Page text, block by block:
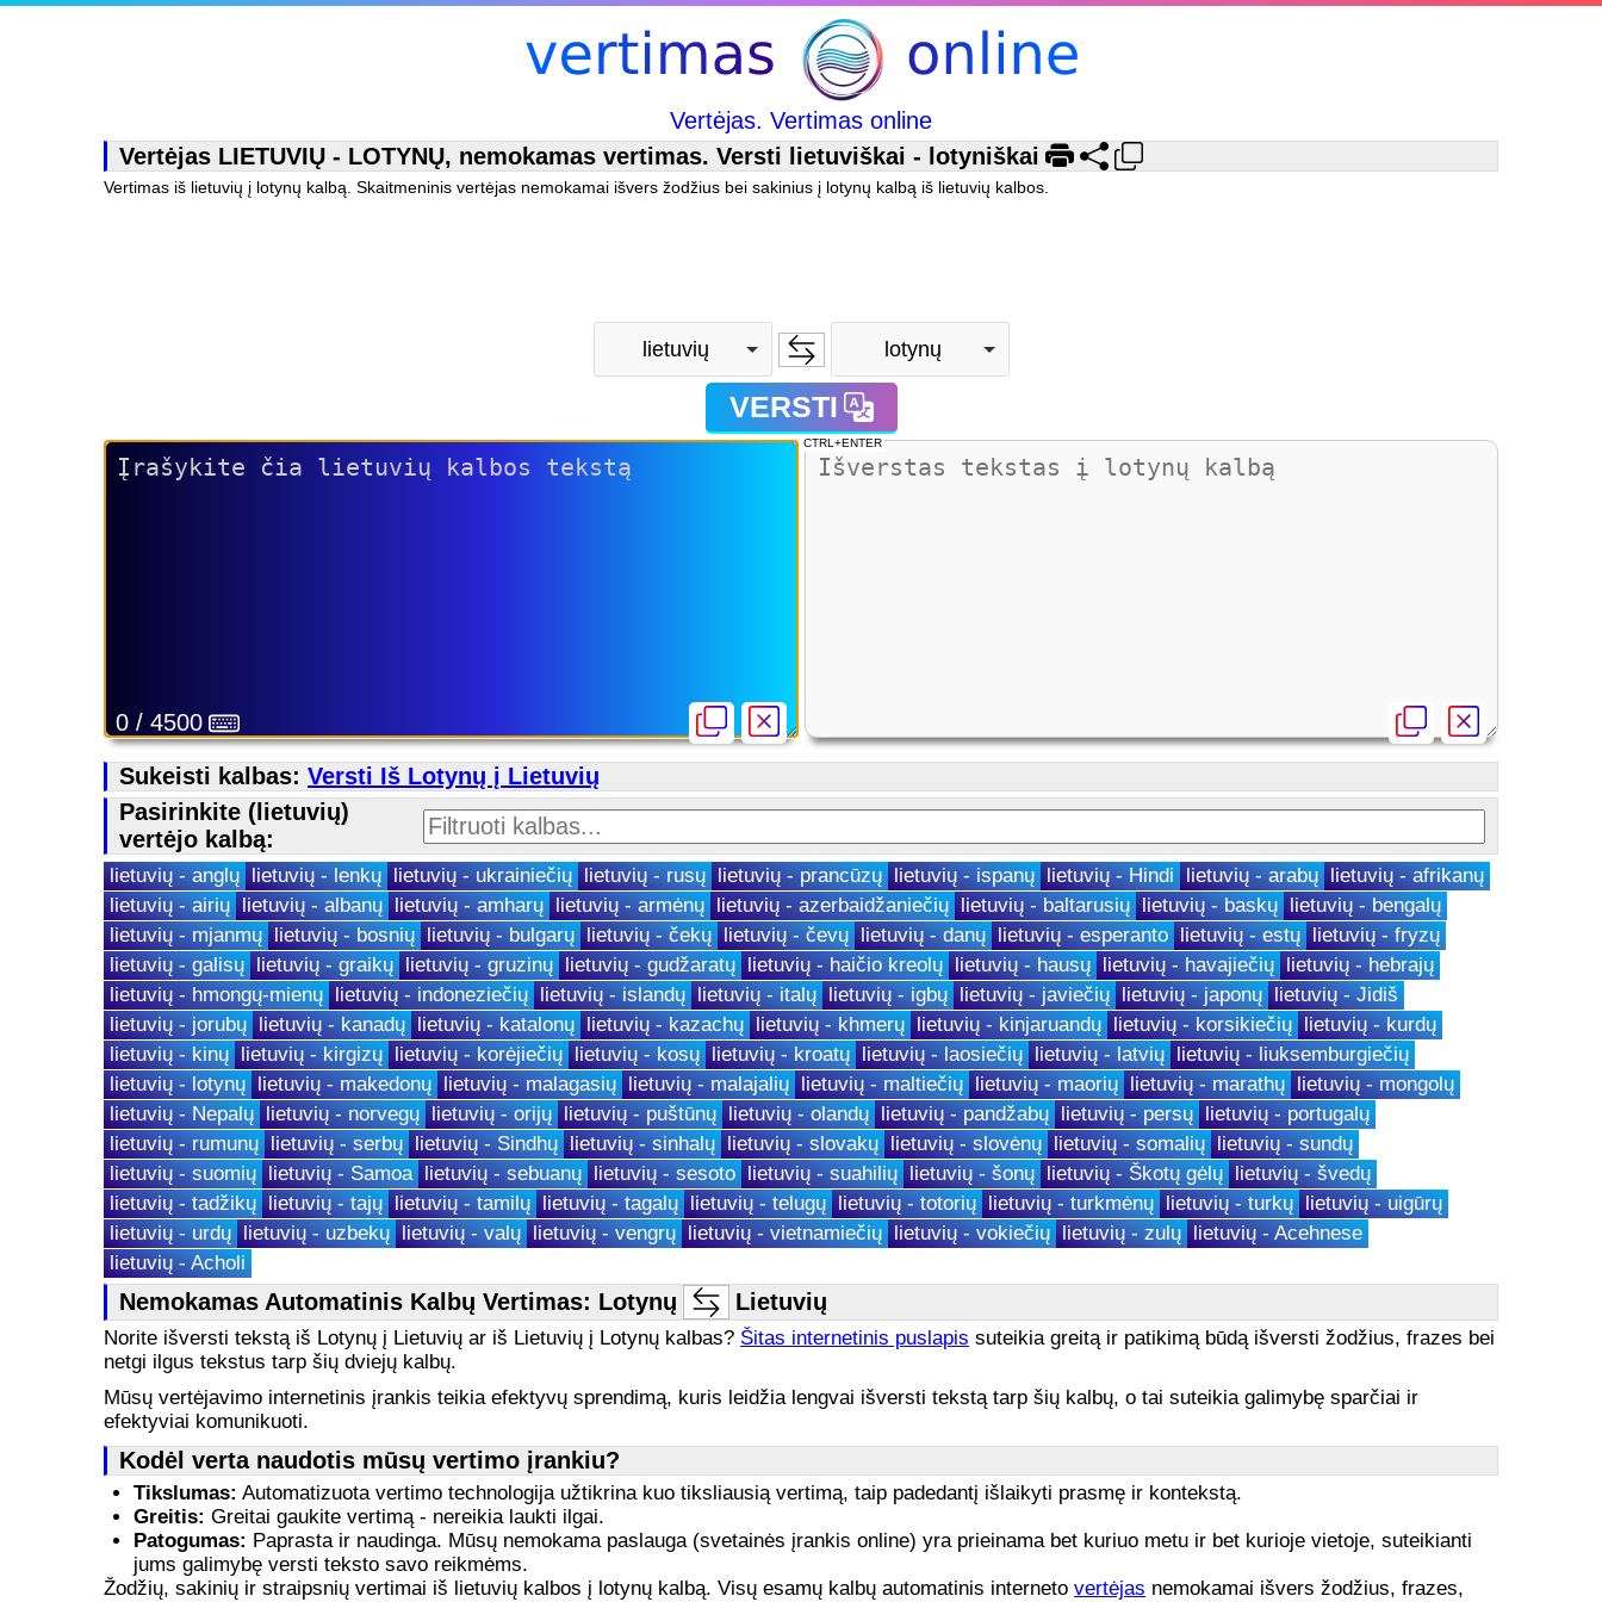
Vertėjas. Vertimas online
Vertėjas LIETUVIŲ - LOTYNŲ, nemokamas vertimas. Versti lietuviškai - lotyniškai
Vertimas iš lietuvių į lotynų kalbą. Skaitmeninis vertėjas nemokamai išvers žodžius bei sakinius į lotynų kalbą iš lietuvių kalbos.
lietuvių lotynų
VERSTI
CTRL+ENTER
0 / 4500
Sukeisti kalbas: Versti Iš Lotynų į Lietuvių
Pasirinkite (lietuvių)
vertėjo kalbą:
lietuvių - anglų lietuvių - lenkų lietuvių - ukrainiečių lietuvių - rusų lietuvių - prancūzų lietuvių - ispanų lietuvių - Hindi lietuvių - arabų lietuvių - afrikanų
lietuvių - airių lietuvių - albanų lietuvių - amharų lietuvių - armėnų lietuvių - azerbaidžaniečių lietuvių - baltarusių lietuvių - baskų lietuvių - bengalų
lietuvių - mjanmų lietuvių - bosnių lietuvių - bulgarų lietuvių - čekų lietuvių - čevų lietuvių - danų lietuvių - esperanto lietuvių - estų lietuvių - fryzų
lietuvių - galisų lietuvių - graikų lietuvių - gruzinų lietuvių - gudžaratų lietuvių - haičio kreolų lietuvių - hausų lietuvių - havajiečių lietuvių - hebrajų
lietuvių - hmongų-mienų lietuvių - indoneziečių lietuvių - islandų lietuvių - italų lietuvių - igbų lietuvių - javiečių lietuvių - japonų lietuvių - Jidiš
lietuvių - jorubų lietuvių - kanadų lietuvių - katalonų lietuvių - kazachų lietuvių - khmerų lietuvių - kinjaruandų lietuvių - korsikiečių lietuvių - kurdų
lietuvių - kinų lietuvių - kirgizų lietuvių - korėjiečių lietuvių - kosų lietuvių - kroatų lietuvių - laosiečių lietuvių - latvių lietuvių - liuksemburgiečių
lietuvių - lotynų lietuvių - makedonų lietuvių - malagasių lietuvių - malajalių lietuvių - maltiečių lietuvių - maorių lietuvių - marathų lietuvių - mongolų
lietuvių - Nepalų lietuvių - norvegų lietuvių - orijų lietuvių - puštūnų lietuvių - olandų lietuvių - pandžabų lietuvių - persų lietuvių - portugalų
lietuvių - rumunų lietuvių - serbų lietuvių - Sindhų lietuvių - sinhalų lietuvių - slovakų lietuvių - slovėnų lietuvių - somalių lietuvių - sundų
lietuvių - suomių lietuvių - Samoa lietuvių - sebuanų lietuvių - sesoto lietuvių - suahilių lietuvių - šonų lietuvių - Škotų gėlų lietuvių - švedų
lietuvių - tadžikų lietuvių - tajų lietuvių - tamilų lietuvių - tagalų lietuvių - telugų lietuvių - totorių lietuvių - turkmėnų lietuvių - turkų lietuvių - uigūrų
lietuvių - urdų lietuvių - uzbekų lietuvių - valų lietuvių - vengrų lietuvių - vietnamiečių lietuvių - vokiečių lietuvių - zulų lietuvių - Acehnese
lietuvių - Acholi
Nemokamas Automatinis Kalbų Vertimas: Lotynų Lietuvių
Norite išversti tekstą iš Lotynų į Lietuvių ar iš Lietuvių į Lotynų kalbas? Šitas internetinis puslapis suteikia greitą ir patikimą būdą išversti žodžius, frazes bei
netgi ilgus tekstus tarp šių dviejų kalbų.
Mūsų vertėjavimo internetinis įrankis teikia efektyvų sprendimą, kuris leidžia lengvai išversti tekstą tarp šių kalbų, o tai suteikia galimybę sparčiai ir
efektyviai komunikuoti.
Kodėl verta naudotis mūsų vertimo įrankiu?
Tikslumas: Automatizuota vertimo technologija užtikrina kuo tiksliausią vertimą, taip padedantį išlaikyti prasmę ir kontekstą.
Greitis: Greitai gaukite vertimą - nereikia laukti ilgai.
Patogumas: Paprasta ir naudinga. Mūsų nemokama paslauga (svetainės įrankis online) yra prieinama bet kuriuo metu ir bet kurioje vietoje, suteikianti
jums galimybę versti teksto savo reikmėms.
Žodžių, sakinių ir straipsnių vertimai iš lietuvių kalbos į lotynų kalbą. Visų esamų kalbų automatinis interneto vertėjas nemokamai išvers žodžius, frazes,